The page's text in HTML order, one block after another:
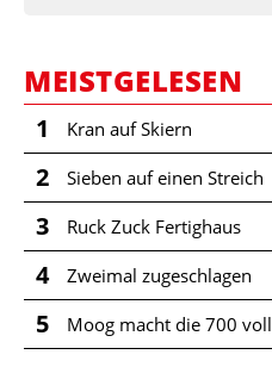
MEISTGELESEN
1 Kran auf Skiern
2 Sieben auf einen Streich
3 Ruck Zuck Fertighaus
4 Zweimal zugeschlagen
5 Moog macht die 700 voll